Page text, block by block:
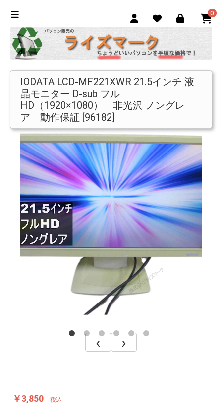
0
IODATA LCD-MF221XWR 21.5インチ 液
晶モニター D-sub フル
HD（1920×1080） 非光沢 ノングレ
ア 動作保証 [96182]
‹ ›
￥3,850 税込